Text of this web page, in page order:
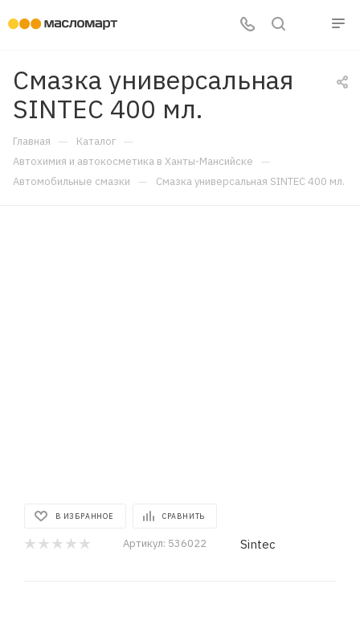
Смазка универсальная
SINTEC 400 мл.
Главная — Каталог —
Автохимия и автокосметика в Ханты-Мансийске —
Автомобильные смазки — Смазка универсальная SINTEC 400 мл.
В ИЗБРАННОЕ СРАВНИТЬ
Артикул: 536022 Sintec